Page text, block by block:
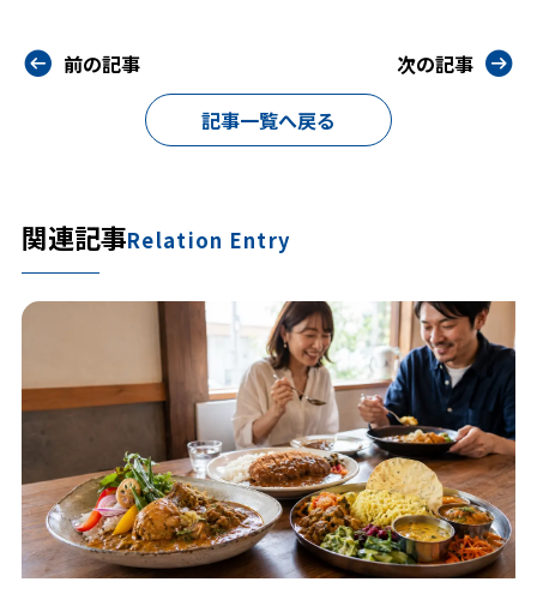
前の記事
記事一覧へ戻る
次の記事
関連記事Relation Entry